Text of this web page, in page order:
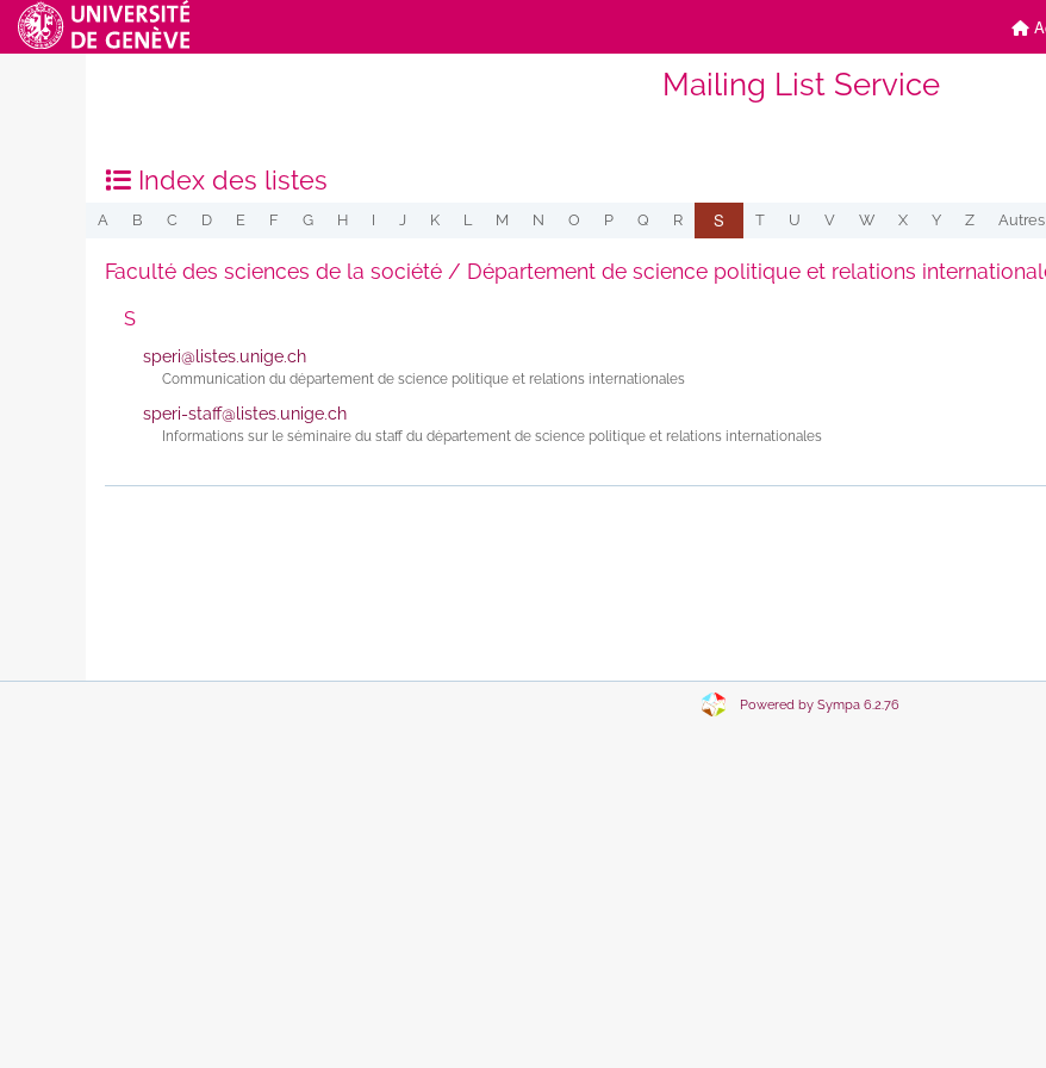
Mailing List Service
Index des listes
A B C D E F G H I J K L M N O P Q R S T U V W X Y Z Autres
Faculté des sciences de la société / Département de science politique et relations
S
speri@listes.unige.ch
Communication du département de science politique et relations internationales
speri-staff@listes.unige.ch
Informations sur le séminaire du staff du département de science politique et relations internationales
Powered by Sympa 6.2.76